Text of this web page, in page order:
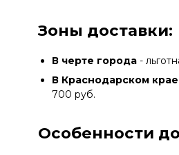
Зоны доставки:
В черте города -
В Краснодарском крае
700 руб.
Особенности